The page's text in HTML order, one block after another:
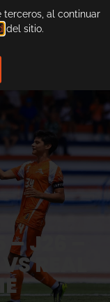
J26 –
REAL
terceros, al continuar
del sitio.